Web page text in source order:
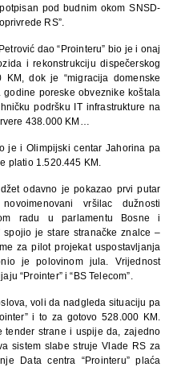
pod budnim okom SNSD-
RS”.
dao “Prointeru” bio je i onaj
i rekonstrukciju dispečerskog
KM, dok je “migracija domenske
poreske obveznike koštala
podršku IT infrastrukture na
438.000 KM…
je i Olimpijski centar Jahorina pa
platio 1.520.445 KM.
odavno je pokazao prvi putar
novoimenovani vršilac dužnosti
radu u parlamentu Bosne i
spojio je stare stranačke znalce –
za pilot projekat uspostavljanja
je polovinom jula. Vrijednost
“Prointer” i “BS Telecom”.
voli da nadgleda situaciju pa
i to za gotovo 528.000 KM.
tender strane i uspije da, zajedno
sistem slabe struje Vlade RS za
Data centra “Prointeru” plaća